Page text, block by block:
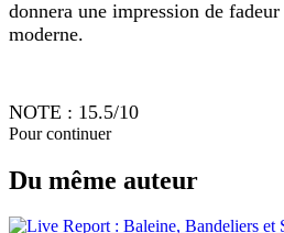
donnera une impression de
moderne.
NOTE : 15.5/10
Pour continuer
Du même auteur